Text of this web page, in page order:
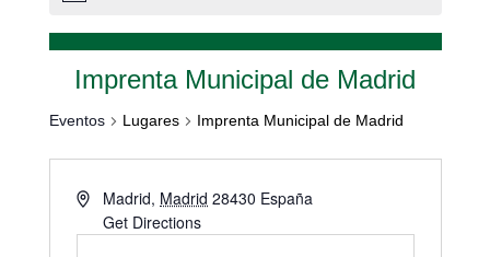
Imprenta Municipal de Madrid
Eventos Lugares Imprenta Municipal de Madrid
Madrid, Madrid 28430 España
Get Directions